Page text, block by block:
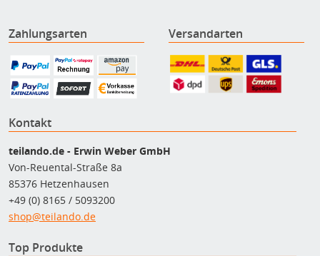
Zahlungsarten Versandarten
Kontakt
teilando.de - Erwin Weber GmbH
Von-Reuental-Straße 8a
85376 Hetzenhausen
+49 (0) 8165 / 5093200
shop@teilando.de
Top Produkte